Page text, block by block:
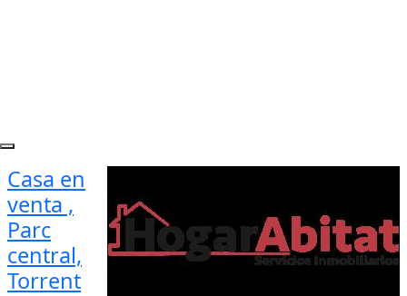
Casa en
venta ,
Parc
central,
Torrent